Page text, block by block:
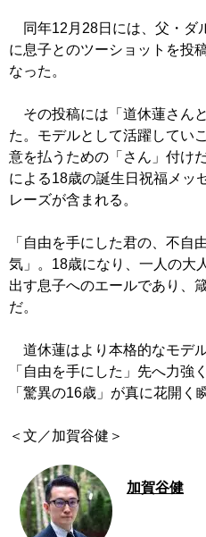
同年12月28日には、父・ダ
に息子とのツーショットを投
なった。
その投稿には「道休蓮さん
た。モデルとして活躍してい
意を払うための「さん」付け
による18歳の誕生日祝福メッ
レーズが含まれる。
「自由を手にした君の、不自
気」。18歳になり、一人の大
出す息子へのエールであり、
だ。
道休蓮はより本格的なモデ
「自由を手にした」先へ力強
「驚異の16歳」が真に花開く
＜文／加賀谷健＞
加賀谷健